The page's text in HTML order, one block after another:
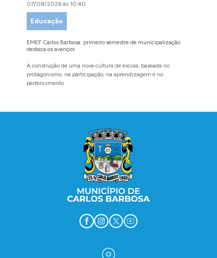
07/08/2026 às 10:40
Educação
EMEF Carlos Barbosa: primeiro semestre de municipalização
destaca os avanços
A construção de uma nova cultura de escola, baseada no
protagonismo, na participação, na aprendizagem e no
pertencimento